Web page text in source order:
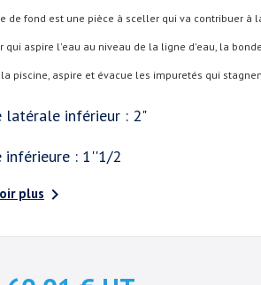
de fond est une pièce à sceller qui va contribuer à
qui aspire l'eau au niveau de la ligne d'eau, la
piscine, aspire et évacue les impuretés qui
latérale inférieur : 2"
inférieure : 1''1/2
plus 